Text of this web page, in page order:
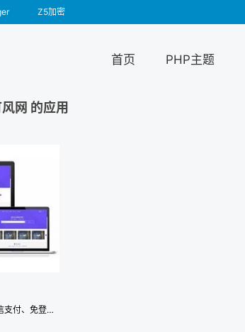
Z5加密
首页 PHP主题
网 的应用
资源下载主题 支付宝、微信支付、免登录购买、推广返佣